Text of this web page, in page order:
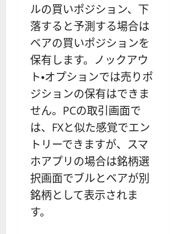
ルの買いポジション、下
落すると予測する場合は
ベアの買いポジションを
保有します。ノックアウ
ト・オプションでは売りポ
ジションの保有はできま
せん。PCの取引画面で
は、FXと似た感覚でエン
トリーできますが、スマ
ホアプリの場合は銘柄選
択画面でブルとベアが別
銘柄として表示されま
す。